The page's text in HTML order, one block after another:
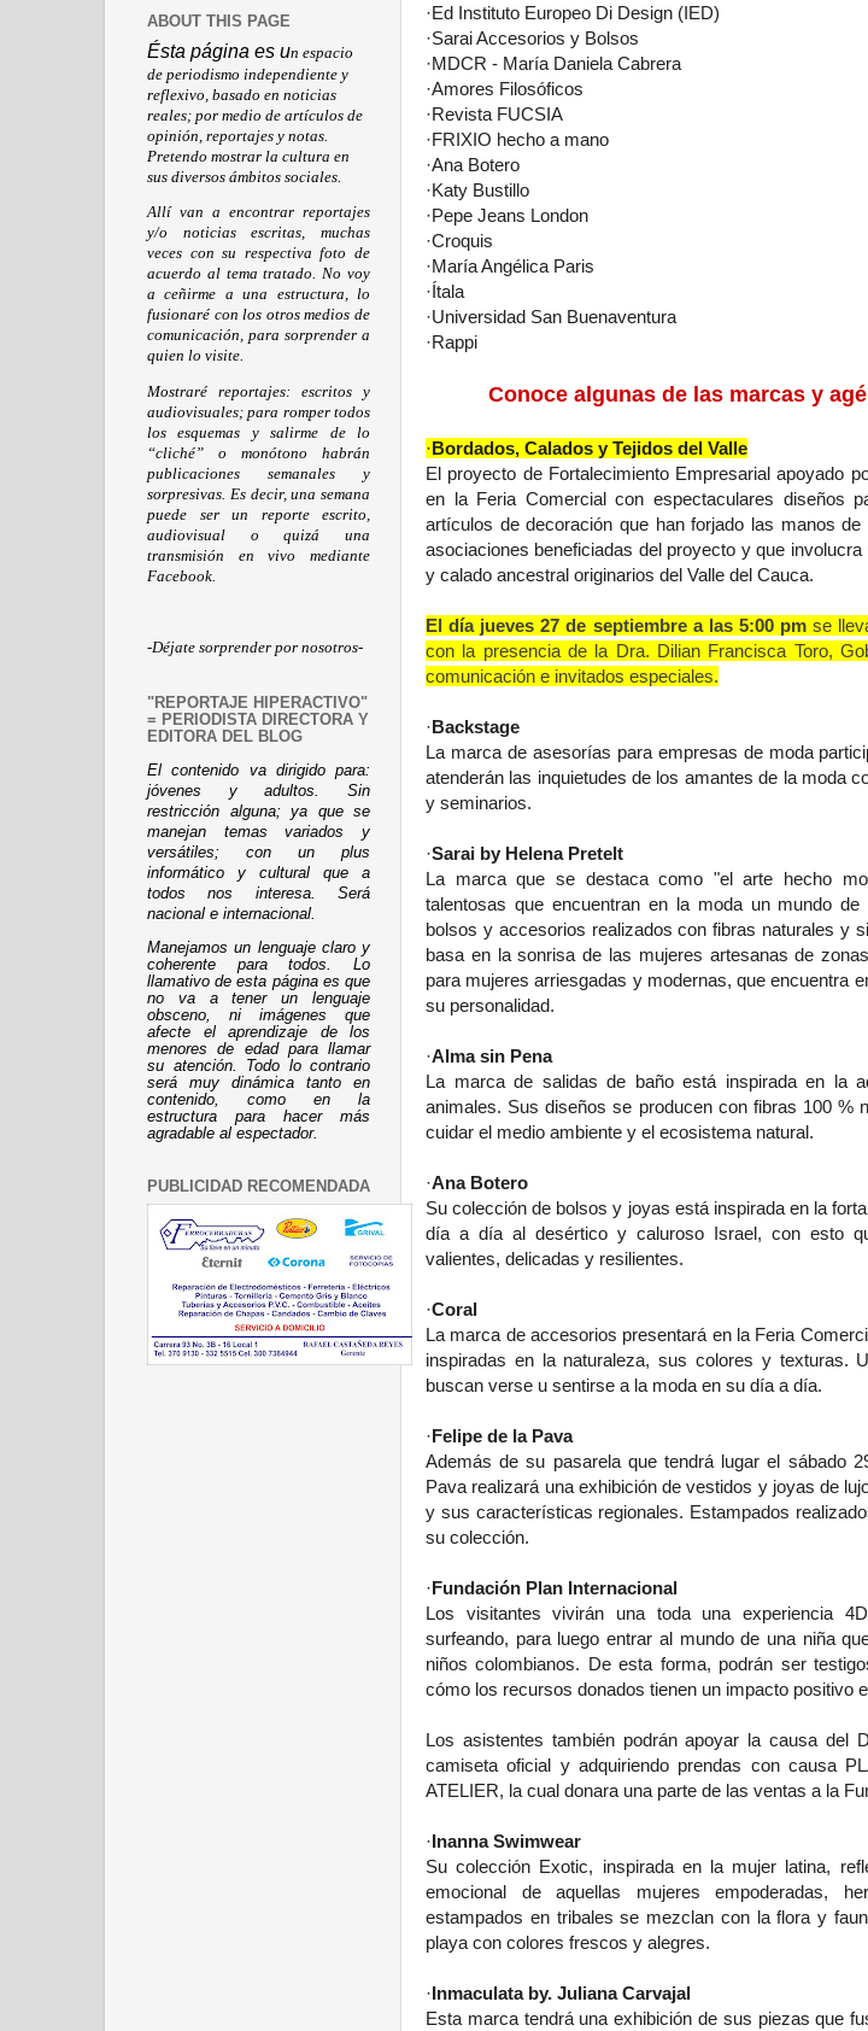
·Ed Instituto Europeo Di Design (IED)
·Sarai Accesorios y Bolsos
·MDCR - María Daniela Cabrera
·Amores Filosóficos
·Revista FUCSIA
·FRIXIO hecho a mano
·Ana Botero
·Katy Bustillo
·Pepe Jeans London
·Croquis
·María Angélica Paris
·Ítala
·Universidad San Buenaventura
·Rappi
Conoce algunas de las marcas y
·Bordados, Calados y Tejidos del Valle
El proyecto de Fortalecimiento Empresarial apoyado
en la Feria Comercial con espectaculares diseños
artículos de decoración que han forjado las manos
asociaciones beneficiadas del proyecto y que
y calado ancestral originarios del Valle del Cauca.
El día jueves 27 de septiembre a las 5:00 pm se
con la presencia de la Dra. Dilian Francisca Toro,
comunicación e invitados especiales.
·Backstage
La marca de asesorías para empresas de moda
atenderán las inquietudes de los amantes de la moda
y seminarios.
·Sarai by Helena Pretelt
La marca que se destaca como "el arte hecho
talentosas que encuentran en la moda un mundo
bolsos y accesorios realizados con fibras naturales y
basa en la sonrisa de las mujeres artesanas de
para mujeres arriesgadas y modernas, que encuentra
su personalidad.
·Alma sin Pena
La marca de salidas de baño está inspirada en la
animales. Sus diseños se producen con fibras 100 %
cuidar el medio ambiente y el ecosistema natural.
·Ana Botero
Su colección de bolsos y joyas está inspirada en la
día a día al desértico y caluroso Israel, con esto
valientes, delicadas y resilientes.
·Coral
La marca de accesorios presentará en la Feria
inspiradas en la naturaleza, sus colores y texturas.
buscan verse u sentirse a la moda en su día a día.
·Felipe de la Pava
Además de su pasarela que tendrá lugar el sábado
Pava realizará una exhibición de vestidos y joyas de
y sus características regionales. Estampados
su colección.
·Fundación Plan Internacional
Los visitantes vivirán una toda una experiencia
surfeando, para luego entrar al mundo de una niña
niños colombianos. De esta forma, podrán ser
cómo los recursos donados tienen un impacto positivo
Los asistentes también podrán apoyar la causa del
camiseta oficial y adquiriendo prendas con causa
ATELIER, la cual donara una parte de las ventas a la
·Inanna Swimwear
Su colección Exotic, inspirada en la mujer latina,
emocional de aquellas mujeres empoderadas,
estampados en tribales se mezclan con la flora y
playa con colores frescos y alegres.
·Inmaculata by. Juliana Carvajal
Esta marca tendrá una exhibición de sus piezas que
ABOUT THIS PAGE
Ésta página es un espacio
de periodismo independiente y
reflexivo, basado en noticias
reales; por medio de artículos de
opinión, reportajes y notas.
Pretendo mostrar la cultura en
sus diversos ámbitos sociales.
Allí van a encontrar reportajes
y/o noticias escritas, muchas
veces con su respectiva foto de
acuerdo al tema tratado. No voy
a ceñirme a una estructura, lo
fusionaré con los otros medios de
comunicación, para sorprender a
quien lo visite.
Mostraré reportajes: escritos y
audiovisuales; para romper todos
los esquemas y salirme de lo
“cliché” o monótono habrán
publicaciones semanales y
sorpresivas. Es decir, una semana
puede ser un reporte escrito,
audiovisual o quizá una
transmisión en vivo mediante
Facebook.
-Déjate sorprender por nosotros-
"REPORTAJE HIPERACTIVO"
= PERIODISTA DIRECTORA Y
EDITORA DEL BLOG
El contenido va dirigido para:
jóvenes y adultos. Sin
restricción alguna; ya que se
manejan temas variados y
versátiles; con un plus
informático y cultural que a
todos nos interesa. Será
nacional e internacional.
Manejamos un lenguaje claro y
coherente para todos. Lo
llamativo de esta página es que
no va a tener un lenguaje
obsceno, ni imágenes que
afecte el aprendizaje de los
menores de edad para llamar
su atención. Todo lo contrario
será muy dinámica tanto en
contenido, como en la
estructura para hacer más
agradable al espectador.
PUBLICIDAD RECOMENDADA